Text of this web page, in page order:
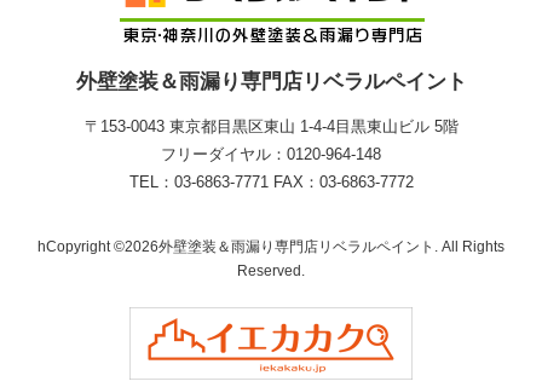
外壁塗装＆雨漏り専門店リベラルペイント
〒153-0043 東京都目黒区東山 1‐4‐4目黒東山ビル 5階
フリーダイヤル：0120-964-148
TEL：03-6863-7771 FAX：03-6863-7772
hCopyright ©2026外壁塗装＆雨漏り専門店リベラルペイント. All Rights
Reserved.